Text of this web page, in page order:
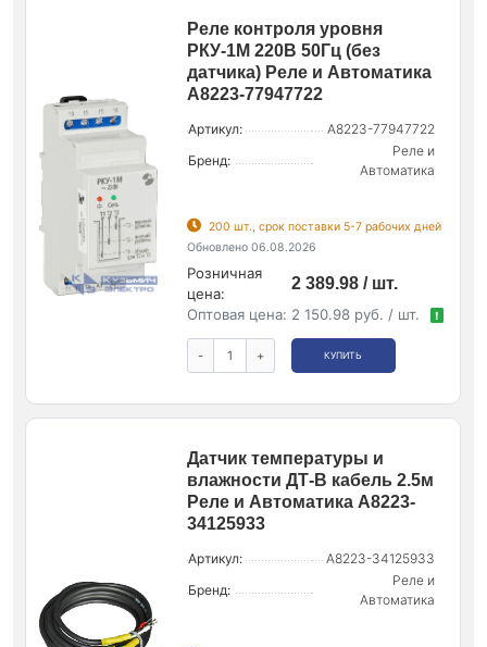
Реле контроля уровня
РКУ-1М 220В 50Гц (без
датчика) Реле и Автоматика
A8223-77947722
Артикул:
A8223-77947722
Бренд:
Реле и
Автоматика
200 шт., срок поставки 5-7 рабочих дней
Обновлено 06.08.2026
Розничная
цена:
2 389.98 / шт.
Оптовая цена: 2 150.98 руб. / шт. !
- + КУПИТЬ
Датчик температуры и
влажности ДТ-В кабель 2.5м
Реле и Автоматика A8223-
34125933
Артикул:
A8223-34125933
Бренд:
Реле и
Автоматика